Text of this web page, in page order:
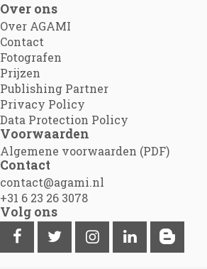
Over ons
Over AGAMI
Contact
Fotografen
Prijzen
Publishing Partner
Privacy Policy
Data Protection Policy
Voorwaarden
Algemene voorwaarden (PDF)
Contact
contact@agami.nl
+31 6 23 26 3078
Volg ons